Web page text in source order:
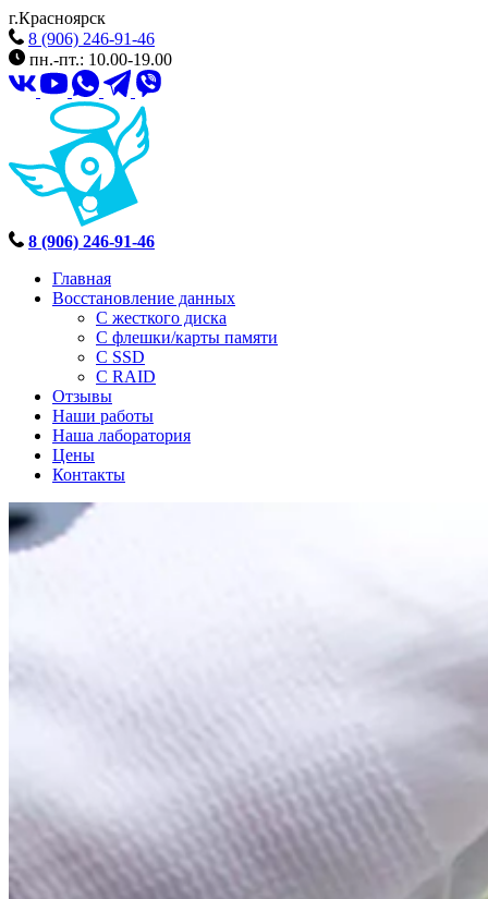
г.Красноярск
8 (906) 246-91-46
пн.-пт.: 10.00-19.00
8 (906) 246-91-46
Главная
Восстановление данных
С жесткого диска
С флешки/карты памяти
С SSD
С RAID
Отзывы
Наши работы
Наша лаборатория
Цены
Контакты